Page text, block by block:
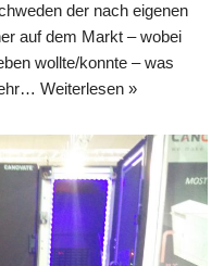
der nach eigenen
auf dem Markt – wobei
wollte/konnte – was
Weiterlesen »